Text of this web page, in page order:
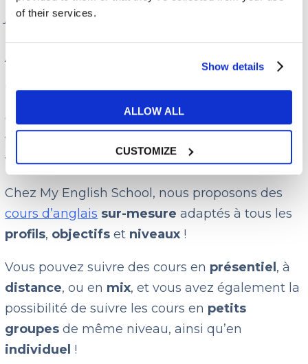
of their services.
Show details
ALLOW ALL
CUSTOMIZE
jamais allé en Nouvelle Zélande.)
Améliorez votre anglais
Grâce à une bonneformation d’anglais
verbes anglais n’auront plus de secret pour
vous !
Chez My English School, nous proposons des
cours d’anglais sur-mesure adaptés à tous les
profils, objectifs et niveaux !
Vous pouvez suivre des cours en présentiel , à
distance, ou en mix, et vous avez également la
possibilité de suivre les cours en petits
groupes de même niveau, ainsi qu’en
individuel !